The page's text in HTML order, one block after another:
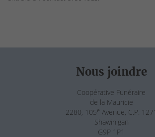
Nous joindre
Coopérative Funéraire
de la Mauricie
2280, 105e Avenue, C.P.
Shawinigan
G9P 1P1